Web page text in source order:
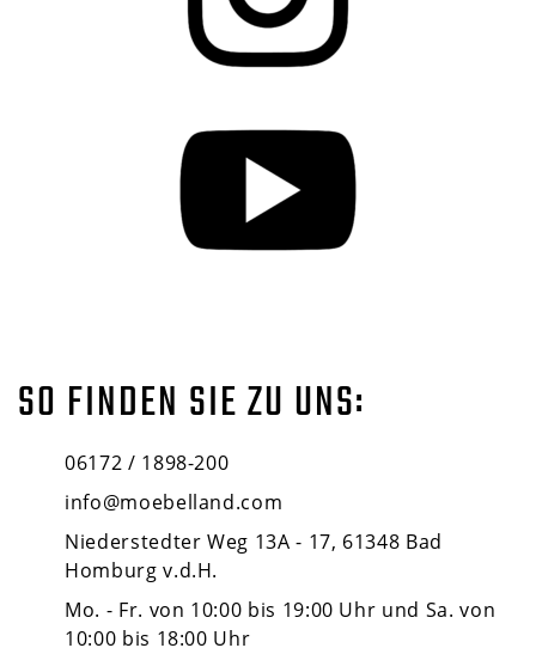
SO FINDEN SIE ZU UNS:
06172 / 1898-200
info@moebelland.com
Niederstedter Weg 13A - 17, 61348 Bad
Homburg v.d.H.
Mo. - Fr. von 10:00 bis 19:00 Uhr und Sa. von
10:00 bis 18:00 Uhr